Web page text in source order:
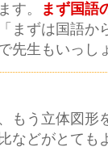
す。
まず国語
まずは国語か
先生もいっし
もう立体図形
などがとても